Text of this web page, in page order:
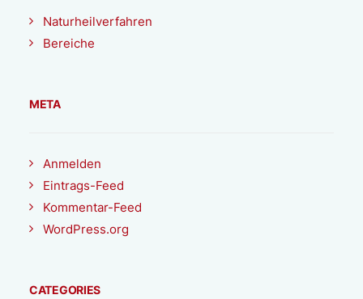
Naturheilverfahren
Bereiche
META
Anmelden
Eintrags-Feed
Kommentar-Feed
WordPress.org
CATEGORIES